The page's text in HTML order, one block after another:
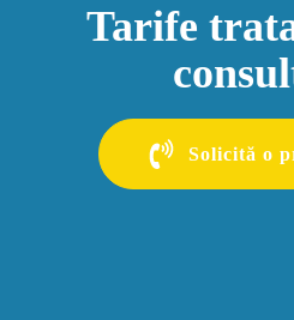
Tarife
Solicită o